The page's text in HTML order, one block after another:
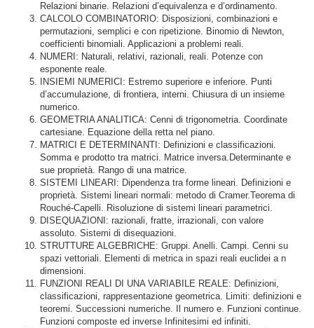
Relazioni binarie. Relazioni d’equivalenza e d’ordinamento.
CALCOLO COMBINATORIO: Disposizioni, combinazioni e
permutazioni, semplici e con ripetizione. Binomio di Newton,
coefficienti binomiali. Applicazioni a problemi reali.
NUMERI: Naturali, relativi, razionali, reali. Potenze con
esponente reale.
INSIEMI NUMERICI: Estremo superiore e inferiore. Punti
d’accumulazione, di frontiera, interni. Chiusura di un insieme
numerico.
GEOMETRIA ANALITICA: Cenni di trigonometria. Coordinate
cartesiane. Equazione della retta nel piano.
MATRICI E DETERMINANTI: Definizioni e classificazioni.
Somma e prodotto tra matrici. Matrice inversa.Determinante e
sue proprietà. Rango di una matrice.
SISTEMI LINEARI: Dipendenza tra forme lineari. Definizioni e
proprietà. Sistemi lineari normali: metodo di Cramer.Teorema di
Rouché-Capelli. Risoluzione di sistemi lineari parametrici.
DISEQUAZIONI: razionali, fratte, irrazionali, con valore
assoluto. Sistemi di disequazioni.
STRUTTURE ALGEBRICHE: Gruppi. Anelli. Campi. Cenni su
spazi vettoriali. Elementi di metrica in spazi reali euclidei a n
dimensioni.
FUNZIONI REALI DI UNA VARIABILE REALE: Definizioni,
classificazioni, rappresentazione geometrica. Limiti: definizioni e
teoremi. Successioni numeriche. Il numero e. Funzioni continue.
Funzioni composte ed inverse Infinitesimi ed infiniti.